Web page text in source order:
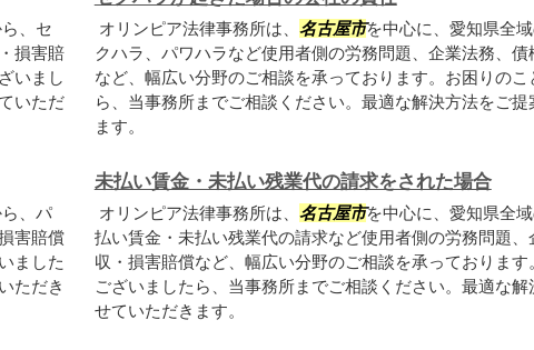
、セ
損害賠
いまし
いただ
オリンピア法律事務所は、 名古屋市を中心に、愛知県全
クハラ、パワハラなど使用者側の労務問題、企業法務、
など、幅広い分野のご相談を承っております。お困りのこ
ら、当事務所までご相談ください。最適な解決方法をご提
ます。
、パ
害賠償
ました
ただき
未払い賃金・未払い残業代の請求をされた場合
オリンピア法律事務所は、 名古屋市を中心に、愛知県全
払い賃金・未払い残業代の請求など使用者側の労務問題、
収・損害賠償など、幅広い分野のご相談を承っておりま
ございましたら、当事務所までご相談ください。最適な解
せていただきます。